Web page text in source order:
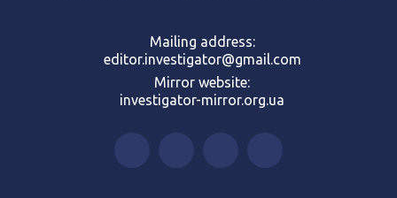
Mailing address:
editor.investigator@gmail.com
Mirror website:
investigator-mirror.org.ua